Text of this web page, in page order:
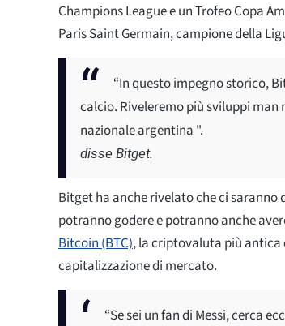
Champions League e un Trofeo Copa
Paris Saint Germain, campione della
“In questo impegno storico,
calcio. Riveleremo più sviluppi man
nazionale argentina ".
disse Bitget.
Bitget ha anche rivelato che ci saranno
potranno godere e potranno anche
Bitcoin (BTC), la criptovaluta più antica
capitalizzazione di mercato.
“Se sei un fan di Messi, cerca